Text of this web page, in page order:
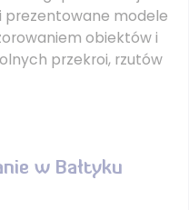
prezentowane modele
obiektów i
przekroi, rzutów
w Bałtyku